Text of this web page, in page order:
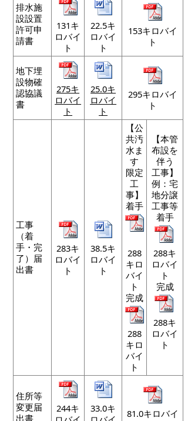
排水施
設設置
許可申
請書
131キ
ロバイ
ト
22.5キ
ロバイ
ト
153キロバイ
ト
地下埋
設物確
認協議
書
275キ
ロバイ
ト
25.0キ
ロバイ
ト
295キロバイ
ト
工事
（着
手・完
了）届
出書
283キ
ロバイ
ト
38.5キ
ロバイ
ト
【公
共汚
水ま
す
限定
工
事】
着手
288
キロ
バイ
ト
完成
288
キロ
バイ
ト
【本管
布設を
伴う
工事】
例：宅
地分譲
工事等
着手
288キ
ロバイ
ト
完成
288キ
ロバイ
ト
住所等
変更届
出書
244キ
33.0キ
81.0キロバイ